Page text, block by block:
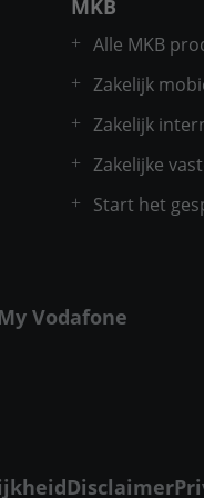
MKB
Alle MKB
Zakelijk
Zakelijk
Zakelijke
Start het
Vodafone
Disclaimer